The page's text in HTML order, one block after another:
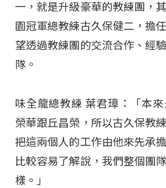
一，就是升級豪華的教練團，
園冠軍總教練古久保健二，擔
望透過教練團的交流合作、經
隊。
味全龍總教練 葉君璋：「本
榮華跟丘昌榮，所以古久保教
把這兩個人的工作由他來先承
比較容易了解說，我們整個團
樣。」